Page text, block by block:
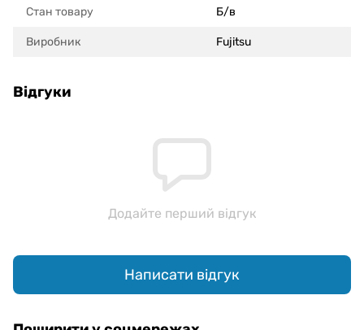
Стан товару Б/в
Виробник Fujitsu
Відгуки
Додайте перший відгук
Написати відгук